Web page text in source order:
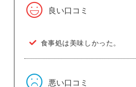
良い口コミ
食事処は美味しかった。
悪い口コミ